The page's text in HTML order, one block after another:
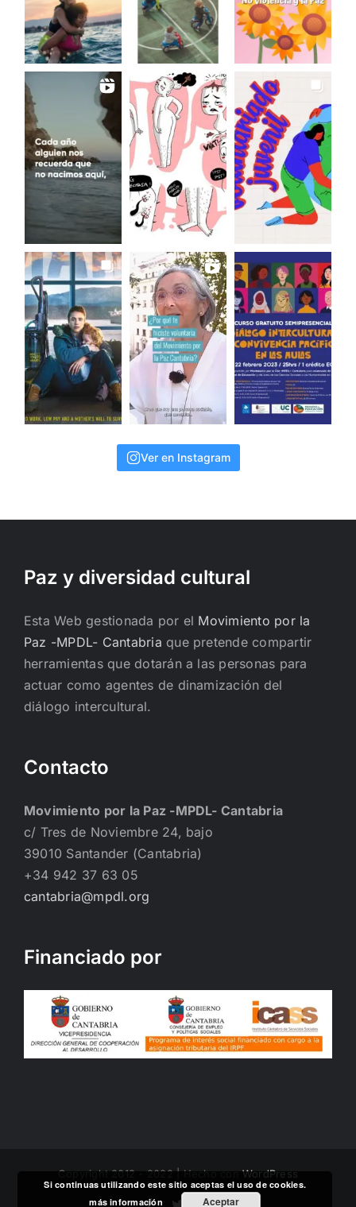
Ver en Instagram
Paz y diversidad cultural
Esta Web gestionada por el Movimiento por la
Paz -MPDL- Cantabria que pretende compartir
herramientas que dotarán a las personas para
actuar como agentes de dinamización del
diálogo intercultural.
Contacto
Movimiento por la Paz -MPDL- Cantabria
c/ Tres de Noviembre 24, bajo
39010 Santander (Cantabria)
+34 942 37 63 05
cantabria@mpdl.org
Financiado por
Copyright 2012 - 2022 | Hecho con WordPress
FacebookTwitterInstagram
Si continuas utilizando este sitio aceptas el uso de cookies.
más información
Aceptar